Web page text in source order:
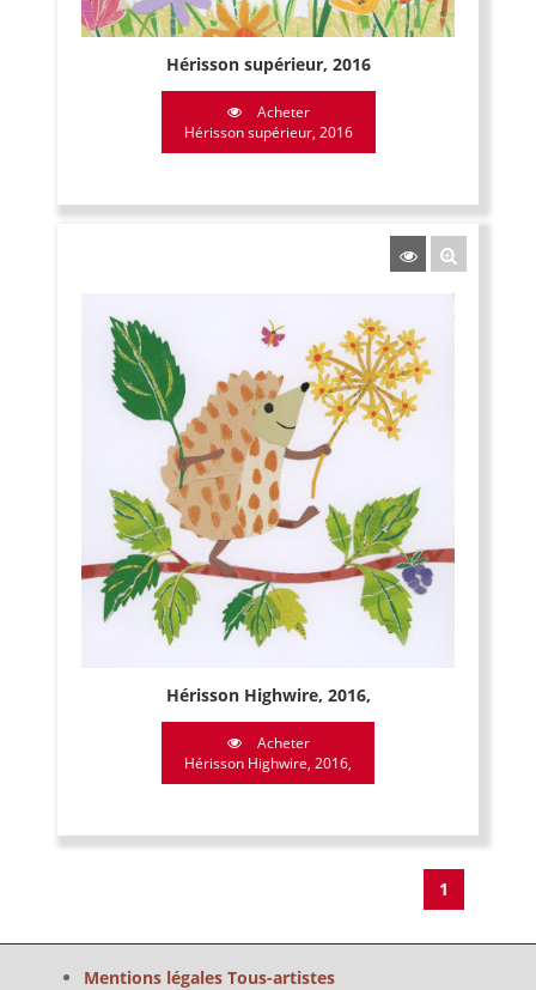
Hérisson supérieur, 2016
Acheter
Hérisson supérieur, 2016
Hérisson Highwire, 2016,
Acheter
Hérisson Highwire, 2016,
1
Mentions légales Tous-artistes